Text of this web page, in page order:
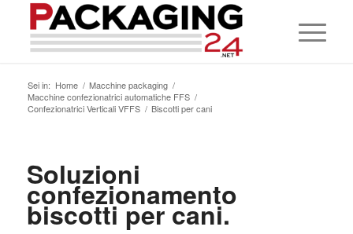
Sei in: Home / Macchine packaging /
Macchine confezionatrici automatiche FFS /
Confezionatrici Verticali VFFS / Biscotti per cani
Soluzioni
confezionamento
biscotti per cani.